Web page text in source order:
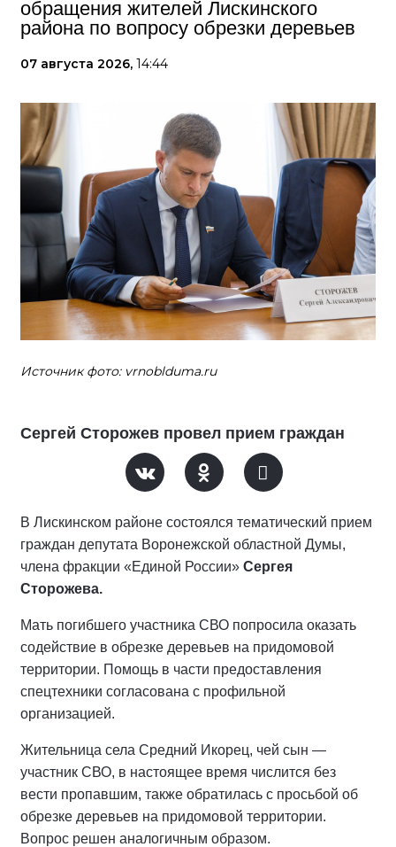
обращения жителей Лискинского
района по вопросу обрезки деревьев
07 августа 2026, 14:44
Источник фото: vrnoblduma.ru
Сергей Сторожев провел прием граждан
В Лискинском районе состоялся тематический прием
граждан депутата Воронежской областной Думы,
члена фракции «Единой России» Сергея
Сторожева.
Мать погибшего участника СВО попросила оказать
содействие в обрезке деревьев на придомовой
территории. Помощь в части предоставления
спецтехники согласована с профильной
организацией.
Жительница села Средний Икорец, чей сын —
участник СВО, в настоящее время числится без
вести пропавшим, также обратилась с просьбой об
обрезке деревьев на придомовой территории.
Вопрос решен аналогичным образом.